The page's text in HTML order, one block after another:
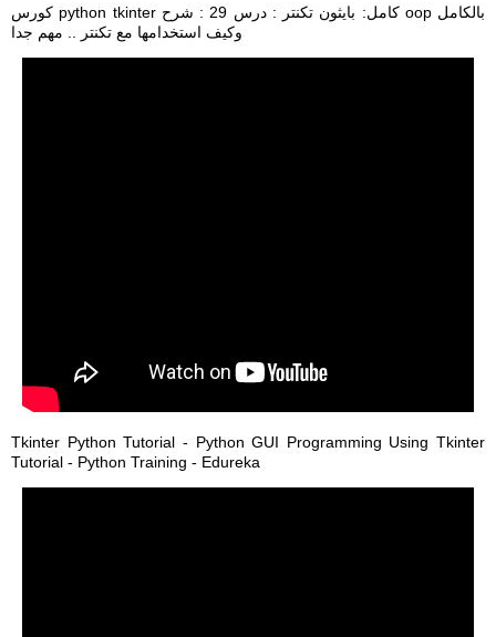
كورس python tkinter كامل: بايثون تكنتر : درس 29 : شرح oop بالكامل
وكيف استخدامها مع تكنتر .. مهم جدا
Tkinter Python Tutorial - Python GUI Programming Using Tkinter
Tutorial - Python Training - Edureka